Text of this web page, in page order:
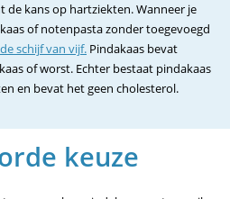
de kans op hartziekten. Wanneer je
of notenpasta zonder toegevoegd
de schijf van vijf. Pindakaas bevat
of worst. Echter bestaat pindakaas
en bevat het geen cholesterol.
keuze